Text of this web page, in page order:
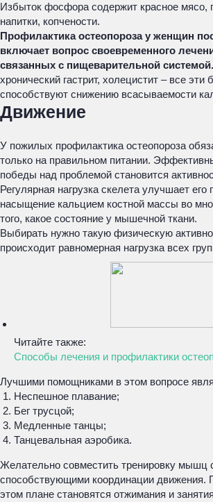
Избыток фосфора содержит красное мясо,
напитки, копчености.
Профилактика остеопороза у женщин
включает вопрос своевременного
связанных с пищеварительной системой.
хронический гастрит, холецистит – все эти
способствуют снижению всасываемости
Движение
У пожилых профилактика остеопороза
только на правильном питании.
победы над проблемой становится
Регулярная нагрузка скелета улучшает его
насыщение кальцием костной массы во
того, какое состояние у мышечной ткани.
Выбирать нужно такую физическую
происходит равномерная нагрузка всех
Читайте также:
Способы лечения и профилактики
Лучшими помощниками в этом вопросе
Неспешное плавание;
Бег трусцой;
Медленные танцы;
Танцевальная аэробика.
Желательно совместить тренировку мышц
способствующими координации движения.
этом плане становятся отжимания и